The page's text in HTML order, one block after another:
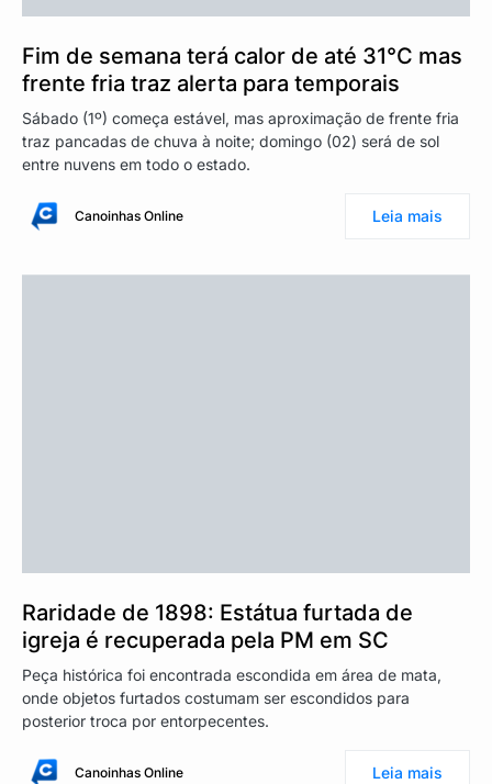
Fim de semana terá calor de até 31°C mas
frente fria traz alerta para temporais
Sábado (1º) começa estável, mas aproximação de frente fria
traz pancadas de chuva à noite; domingo (02) será de sol
entre nuvens em todo o estado.
Canoinhas Online Leia mais
Raridade de 1898: Estátua furtada de
igreja é recuperada pela PM em SC
Peça histórica foi encontrada escondida em área de mata,
onde objetos furtados costumam ser escondidos para
posterior troca por entorpecentes.
Canoinhas Online Leia mais